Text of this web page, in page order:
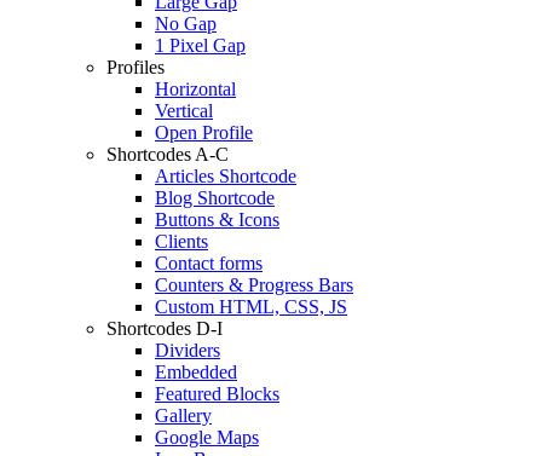
No Gap
1 Pixel Gap
Profiles
Horizontal
Vertical
Open Profile
Shortcodes A-C
Articles Shortcode
Blog Shortcode
Buttons & Icons
Clients
Contact forms
Counters & Progress Bars
Custom HTML, CSS, JS
Shortcodes D-I
Dividers
Embedded
Featured Blocks
Gallery
Google Maps